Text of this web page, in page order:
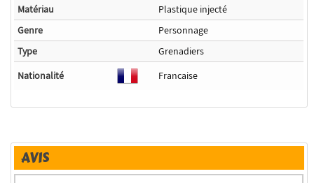
Matériau
Plastique injecté
Genre
Personnage
Type
Grenadiers
Nationalité
Francaise
AVIS